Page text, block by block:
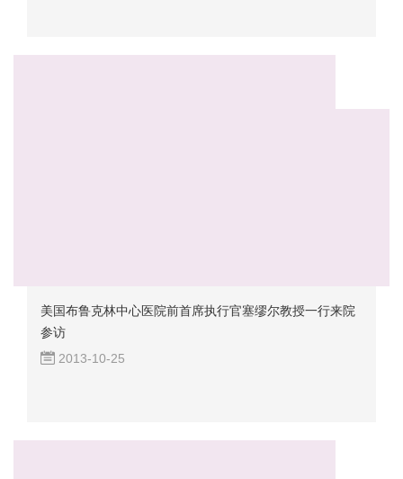
美国布鲁克林中心医院前首席执行官塞缪尔教授一行来院
参访
2013-10-25